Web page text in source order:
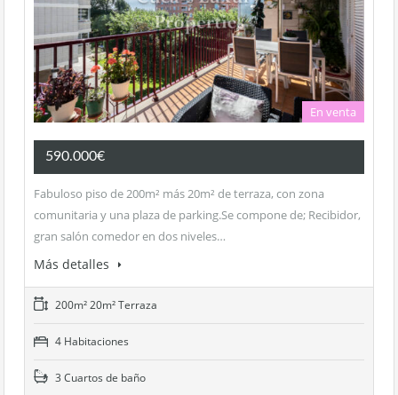
En venta
590.000€
Fabuloso piso de 200m² más 20m² de terraza, con zona
comunitaria y una plaza de parking.Se compone de; Recibidor,
gran salón comedor en dos niveles…
Más detalles
200m² 20m² Terraza
4 Habitaciones
3 Cuartos de baño